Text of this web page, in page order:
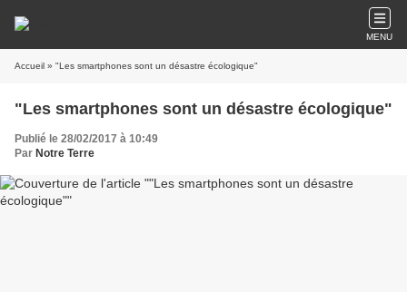
MENU
Accueil » "Les smartphones sont un désastre écologique"
"Les smartphones sont un désastre écologique"
Publié le 28/02/2017 à 10:49
Par Notre Terre